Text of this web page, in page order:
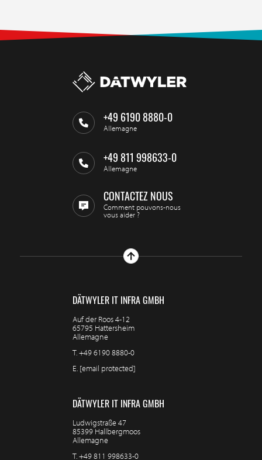
+49 6190 8880-0
Allemagne
+49 811 998633-0
Allemagne
CONTACTEZ NOUS
Comment pouvons-nous
vous aider ?
DÄTWYLER IT INFRA GMBH
Auf der Roos 4-12
65795 Hattersheim
Allemagne
T.+49 6190 8880-0
E. [email protected]
DÄTWYLER IT INFRA GMBH
Ludwigstraße 47
85399 Hallbergmoos
Allemagne
T.+49 811 998633-0